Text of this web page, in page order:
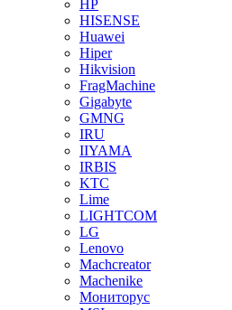
HP
HISENSE
Huawei
Hiper
Hikvision
FragMachine
Gigabyte
GMNG
IRU
IIYAMA
IRBIS
KTC
Lime
LIGHTCOM
LG
Lenovo
Machcreator
Machenike
Мониторус